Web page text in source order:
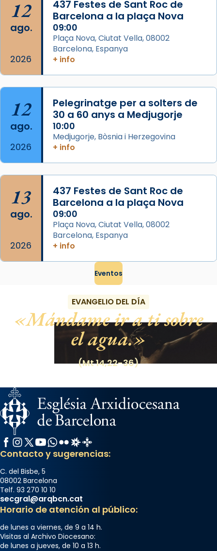
partir de l’Edat Mitjana sorgeix la tradició
que les santes Juliana (“relatiu a Júlia”) i
Semproniana (“relatiu a Semprònia =
eterna”) són deixebles seves. I l’any 1667, el
frare Joan Gaspar Roig, afirma en una obra
que les santes són filles de l’antiga Iluro.
Mataró en reivindicarà les relíq
Foto
View on Facebook ·
12
ago.
2026
437 Festes de Sant Roc de
Barcelona a la plaça Nova
09:00
Plaça Nova, Ciutat Vella, 08002
Barcelona, Espanya
+ info
12
ago.
2026
Pelegrinatge per a solters de
30 a 60 anys a Medjugorje
10:00
Medjugorje, Bòsnia i Herzegovina
+ info
13
ago.
2026
437 Festes de Sant Roc de
Barcelona a la plaça Nova
09:00
Plaça Nova, Ciutat Vella, 08002
Barcelona, Espanya
+ info
Eventos
EVANGELIO DEL DÍA
Mándame ir a ti sobre
el agua.
(Mt 14,22-36)
Facebook
Instagram
X / Twitter
YouTube
WhatsApp
FlickrRadio Estel
Catalunya Cristiana
Contacto y sugerencias:
C. del Bisbe, 5
08002 Barcelona
Telf. 93 270 10 10
secgral@arqbcn.cat
Horario de atención al público:
de lunes a viernes, de 9 a 14 h.
Visitas al Archivo Diocesano:
de lunes a jueves, de 10 a 13 h.